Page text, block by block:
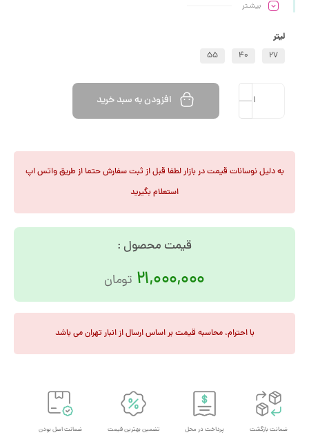
بیشـتر
لیتر
27
40
55
افزودن به سبد خرید
به دلیل نوسانات قیمت در بازار لطفا قبل از ثبت سفارش حتما از طریق واتس اپ
استعلام بگیرید
قیمت محصول :
21,000,000 تومان
با احترام، محاسبه قیمت بر اساس ارسال از انبار تهران می باشد
ضمانت بازگشت پرداخت در محل تضمین بهترین قیمت ضمانت اصل بودن